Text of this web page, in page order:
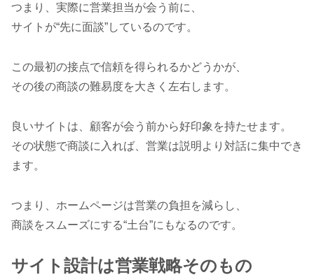
つまり、実際に営業担当が会う前に、
サイトが“先に面談”しているのです。
この最初の接点で信頼を得られるかどうかが、
その後の商談の難易度を大きく左右します。
良いサイトは、顧客が会う前から好印象を持たせます。
その状態で商談に入れば、営業は説明より対話に集中でき
ます。
つまり、ホームページは営業の負担を減らし、
商談をスムーズにする“土台”にもなるのです。
サイト設計は営業戦略そのもの